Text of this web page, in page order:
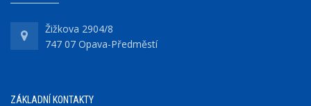
Žižkova 2904/8
747 07 Opava-Předměstí
ZÁKLADNÍ KONTAKTY